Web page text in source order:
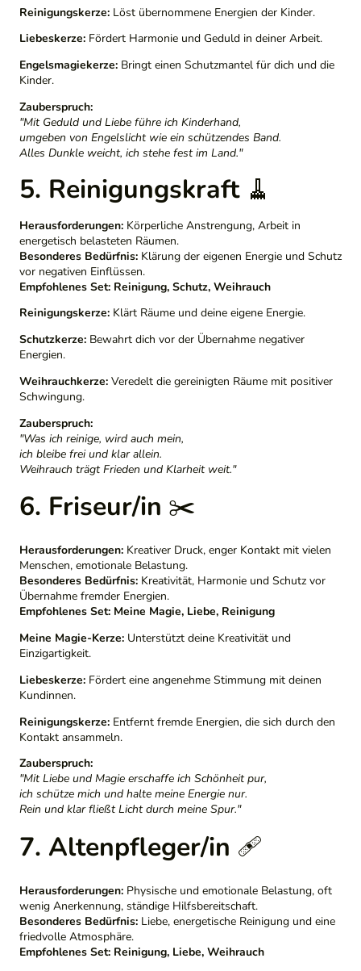
Reinigungskerze: Löst übernommene Energien der Kinder.
Liebeskerze: Fördert Harmonie und Geduld in deiner Arbeit.
Engelsmagiekerze: Bringt einen Schutzmantel für dich und die
Kinder.
Zauberspruch:
"Mit Geduld und Liebe führe ich Kinderhand,
umgeben von Engelslicht wie ein schützendes Band.
Alles Dunkle weicht, ich stehe fest im Land."
5. Reinigungskraft🧹
Herausforderungen: Körperliche Anstrengung, Arbeit in
energetisch belasteten Räumen.
Besonderes Bedürfnis: Klärung der eigenen Energie und Schutz
vor negativen Einflüssen.
Empfohlenes Set: Reinigung, Schutz, Weihrauch
Reinigungskerze: Klärt Räume und deine eigene Energie.
Schutzkerze: Bewahrt dich vor der Übernahme negativer
Energien.
Weihrauchkerze: Veredelt die gereinigten Räume mit positiver
Schwingung.
Zauberspruch:
"Was ich reinige, wird auch mein,
ich bleibe frei und klar allein.
Weihrauch trägt Frieden und Klarheit weit."
6. Friseur/in ✂️
Herausforderungen: Kreativer Druck, enger Kontakt mit vielen
Menschen, emotionale Belastung.
Besonderes Bedürfnis: Kreativität, Harmonie und Schutz vor
Übernahme fremder Energien.
Empfohlenes Set: Meine Magie, Liebe, Reinigung
Meine Magie-Kerze: Unterstützt deine Kreativität und
Einzigartigkeit.
Liebeskerze: Fördert eine angenehme Stimmung mit deinen
Kundinnen.
Reinigungskerze: Entfernt fremde Energien, die sich durch den
Kontakt ansammeln.
Zauberspruch:
"Mit Liebe und Magie erschaffe ich Schönheit pur,
ich schütze mich und halte meine Energie nur.
Rein und klar fließt Licht durch meine Spur."
7. Altenpfleger/in 🩹
Herausforderungen: Physische und emotionale Belastung, oft
wenig Anerkennung, ständige Hilfsbereitschaft.
Besonderes Bedürfnis: Liebe, energetische Reinigung und eine
friedvolle Atmosphäre.
Empfohlenes Set: Reinigung, Liebe, Weihrauch